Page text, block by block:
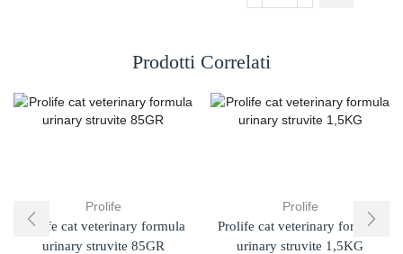
Prodotti Correlati
Prolife
Prolife cat veterinary formula
urinary struvite 85GR
Prolife
Prolife cat veterinary formula
urinary struvite 1,5KG